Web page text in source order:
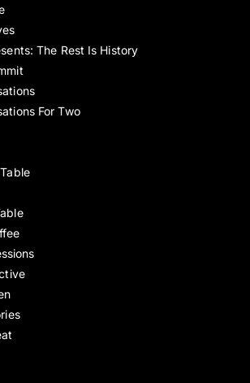
The Rest Is History
For Two